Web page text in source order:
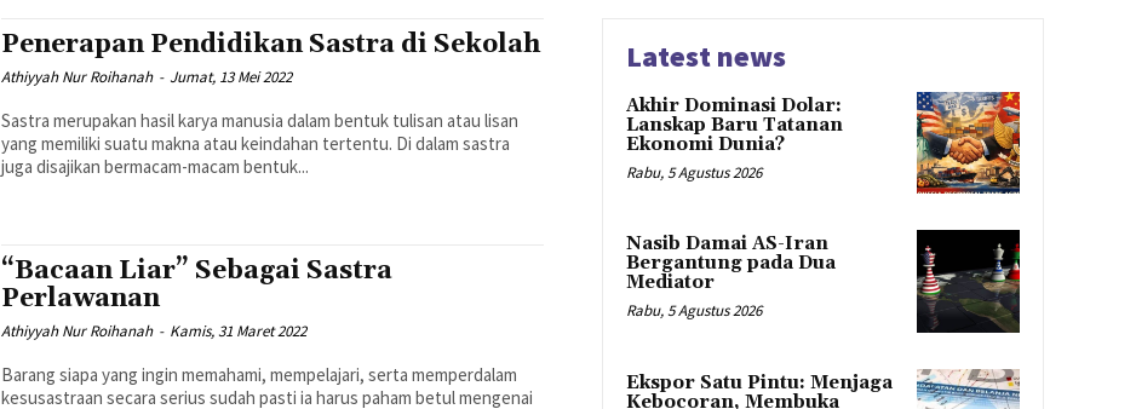
Penerapan Pendidikan Sastra di Sekolah
Athiyyah Nur Roihanah - Jumat, 13 Mei 2022
Sastra merupakan hasil karya manusia dalam bentuk tulisan atau lisan
yang memiliki suatu makna atau keindahan tertentu. Di dalam sastra
juga disajikan bermacam-macam bentuk...
“Bacaan Liar” Sebagai Sastra
Perlawanan
Athiyyah Nur Roihanah - Kamis, 31 Maret 2022
Barang siapa yang ingin memahami, mempelajari, serta memperdalam
kesusastraan secara serius sudah pasti ia harus paham betul mengenai
Latest news
Akhir Dominasi Dolar:
Lanskap Baru Tatanan
Ekonomi Dunia?
Rabu, 5 Agustus 2026
Nasib Damai AS-Iran
Bergantung pada Dua
Mediator
Rabu, 5 Agustus 2026
Ekspor Satu Pintu: Menjaga
Kebocoran, Membuka